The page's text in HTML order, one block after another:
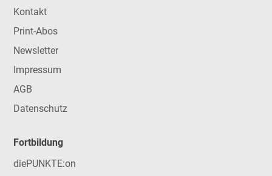
Kontakt
Print-Abos
Newsletter
Impressum
AGB
Datenschutz
Fortbildung
diePUNKTE:on